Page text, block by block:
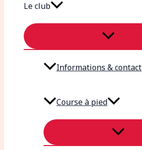
Le club
Informations & contact
Course à pied